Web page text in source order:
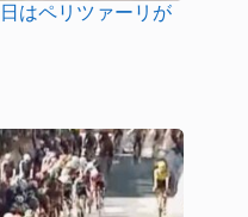
はペリツァーリが